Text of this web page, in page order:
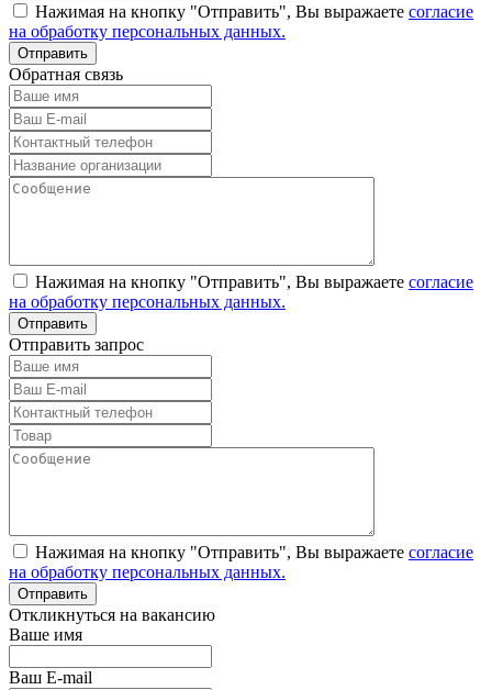
Нажимая на кнопку "Отправить", Вы выражаете согласие
на обработку персональных данных.
Обратная связь
Нажимая на кнопку "Отправить", Вы выражаете согласие
на обработку персональных данных.
Отправить запрос
Нажимая на кнопку "Отправить", Вы выражаете согласие
на обработку персональных данных.
Откликнуться на вакансию
Ваше имя
Ваш E-mail